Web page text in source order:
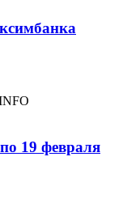
19 февраля